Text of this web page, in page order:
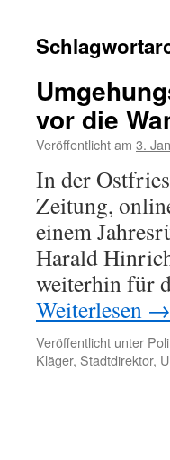
vor die
Veröffentlicht am 3.
In der
Zeitung,
einem
Harald
weiterhin für
Weiterlesen →
Veröffentlicht unter
Kläger, Stadtdirektor,